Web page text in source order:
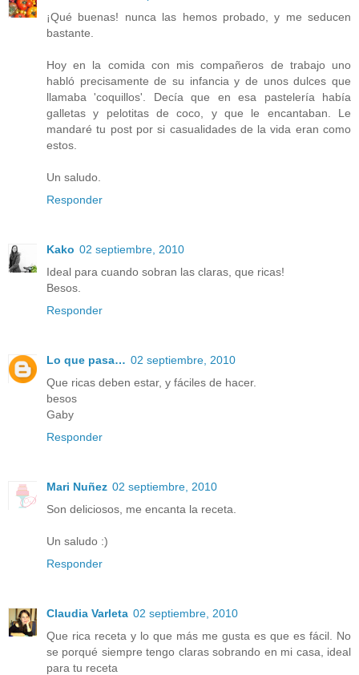
¡Qué buenas! nunca las hemos probado, y me seducen
bastante.
Hoy en la comida con mis compañeros de trabajo uno
habló precisamente de su infancia y de unos dulces que
llamaba 'coquillos'. Decía que en esa pastelería había
galletas y pelotitas de coco, y que le encantaban. Le
mandaré tu post por si casualidades de la vida eran como
estos.
Un saludo.
Responder
Kako 02 septiembre, 2010
Ideal para cuando sobran las claras, que ricas!
Besos.
Responder
Lo que pasa… 02 septiembre, 2010
Que ricas deben estar, y fáciles de hacer.
besos
Gaby
Responder
Mari Nuñez 02 septiembre, 2010
Son deliciosos, me encanta la receta.
Un saludo :)
Responder
Claudia Varleta 02 septiembre, 2010
Que rica receta y lo que más me gusta es que es fácil. No
se porqué siempre tengo claras sobrando en mi casa, ideal
para tu receta